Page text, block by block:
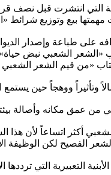
التي انتشرت قبل نصف
على طباعة وإصدار
الشعبي نبض حياة»
أكثر اتساعاً لأن هذا